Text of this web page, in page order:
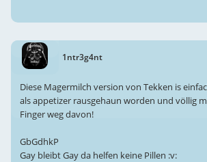
1ntr3g4nt
Diese Magermilch version von Tekken is
als appetizer rausgehaun worden und völlig
Finger weg davon!
GbGdhkP
Gay bleibt Gay da helfen keine Pillen :v: